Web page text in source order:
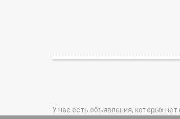
У нас есть объявления, которых